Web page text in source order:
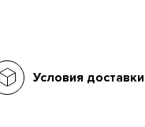
Условия доставки